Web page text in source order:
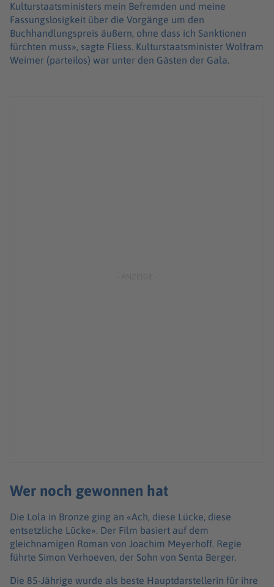
Kulturstaatsministers mein Befremden und meine
Fassungslosigkeit über die Vorgänge um den
Buchhandlungspreis äußern, ohne dass ich Sanktionen
fürchten muss», sagte Fliess. Kulturstaatsminister Wolfram
Weimer (parteilos) war unter den Gästen der Gala.
Wer noch gewonnen hat
Die Lola in Bronze ging an «Ach, diese Lücke, diese
entsetzliche Lücke». Der Film basiert auf dem
gleichnamigen Roman von Joachim Meyerhoff. Regie
führte Simon Verhoeven, der Sohn von Senta Berger.
Die 85-Jährige wurde als beste Hauptdarstellerin für ihre